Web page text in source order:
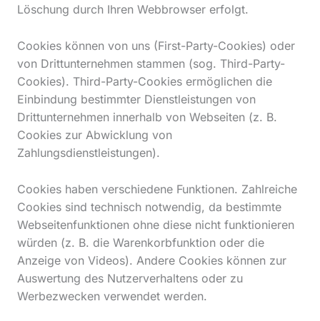
Löschung durch Ihren Webbrowser erfolgt.
Cookies können von uns (First-Party-Cookies) oder
von Drittunternehmen stammen (sog. Third-Party-
Cookies). Third-Party-Cookies ermöglichen die
Einbindung bestimmter Dienstleistungen von
Drittunternehmen innerhalb von Webseiten (z. B.
Cookies zur Abwicklung von
Zahlungsdienstleistungen).
Cookies haben verschiedene Funktionen. Zahlreiche
Cookies sind technisch notwendig, da bestimmte
Webseitenfunktionen ohne diese nicht funktionieren
würden (z. B. die Warenkorbfunktion oder die
Anzeige von Videos). Andere Cookies können zur
Auswertung des Nutzerverhaltens oder zu
Werbezwecken verwendet werden.